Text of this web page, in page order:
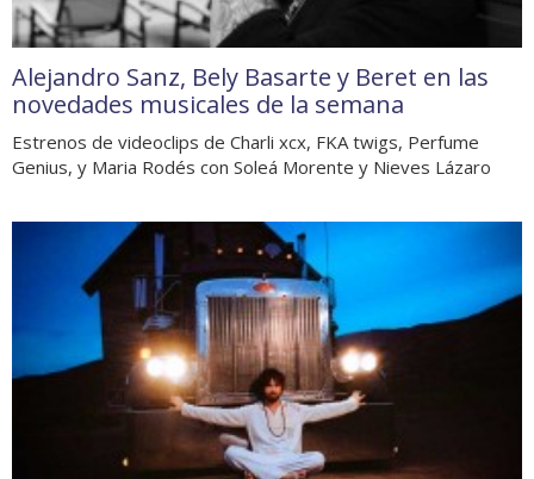
Alejandro Sanz, Bely Basarte y Beret en las
novedades musicales de la semana
Estrenos de videoclips de Charli xcx, FKA twigs, Perfume
Genius, y Maria Rodés con Soleá Morente y Nieves Lázaro